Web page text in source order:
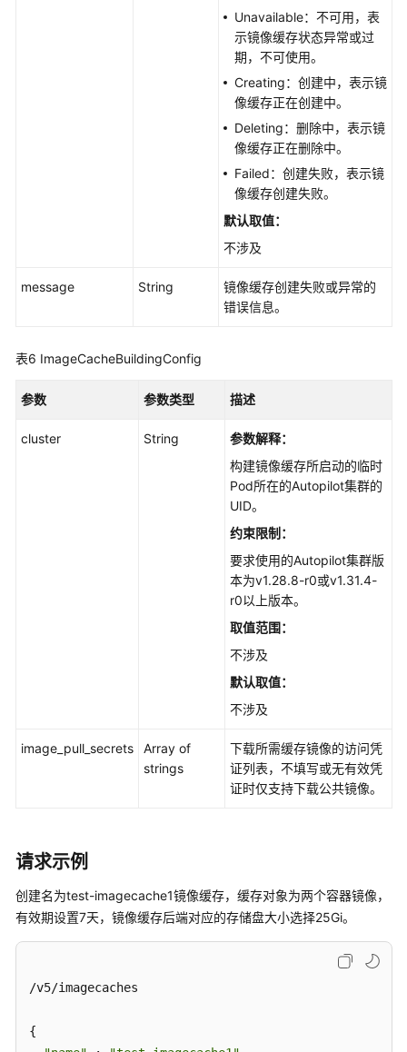
Unavailable：不可用，表
示镜像缓存状态异常或过
期，不可使用。
Creating：创建中，表示镜
像缓存正在创建中。
Deleting：删除中，表示镜
像缓存正在删除中。
Failed：创建失败，表示镜
像缓存创建失败。
默认取值：
不涉及
message String
镜像缓存创建失败或异常的
错误信息。
表6 ImageCacheBuildingConfig
参数 参数类型 描述
cluster String
参数解释：
构建镜像缓存所启动的临时
Pod所在的Autopilot集群的
UID。
约束限制：
要求使用的Autopilot集群版
本为v1.28.8-r0或v1.31.4-
r0以上版本。
取值范围：
不涉及
默认取值：
不涉及
image_pull_secrets
Array of
strings
下载所需缓存镜像的访问凭
证列表，不填写或无有效凭
证时仅支持下载公共镜像。
请求示例
创建名为test-imagecache1镜像缓存，缓存对象为两个容器镜像，
有效期设置7天，镜像缓存后端对应的存储盘大小选择25Gi。
/v5/imagecaches
{